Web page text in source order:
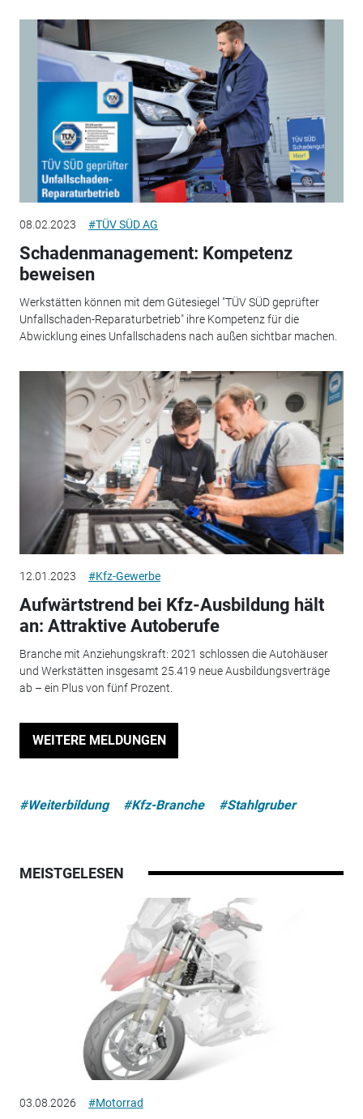
08.02.2023 #TÜV SÜD AG
Schadenmanagement: Kompetenz
beweisen
Werkstätten können mit dem Gütesiegel "TÜV SÜD geprüfter
Unfallschaden-Reparaturbetrieb" ihre Kompetenz für die
Abwicklung eines Unfallschadens nach außen sichtbar machen.
12.01.2023 #Kfz-Gewerbe
Aufwärtstrend bei Kfz-Ausbildung hält
an: Attraktive Autoberufe
Branche mit Anziehungskraft: 2021 schlossen die Autohäuser
und Werkstätten insgesamt 25.419 neue Ausbildungsverträge
ab – ein Plus von fünf Prozent.
WEITERE MELDUNGEN
#Weiterbildung #Kfz-Branche #Stahlgruber
MEISTGELESEN
03.08.2026 #Motorrad